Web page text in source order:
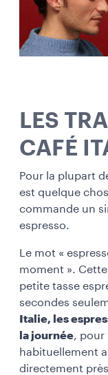
LES
CAFÉ
Pour la plupart
est quelque
commande un
espresso.
Le mot «
moment ».
petite tasse
secondes
Italie, les
la journée, pour
habituellement
directement